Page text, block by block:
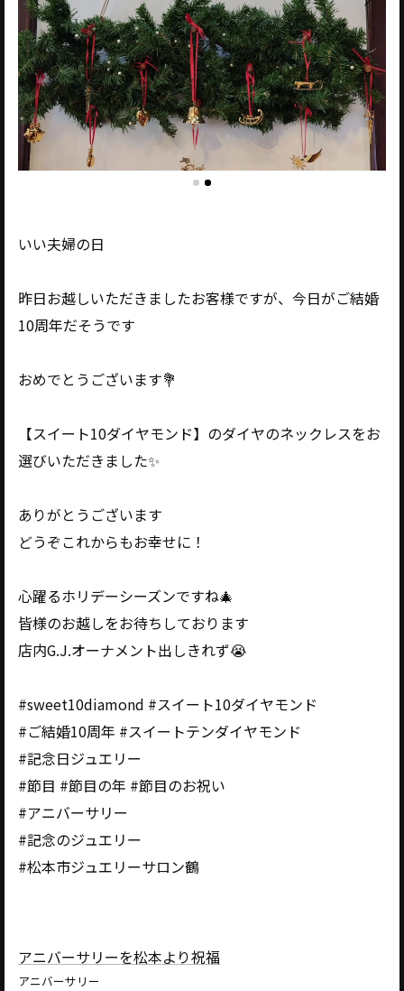
いい夫婦の日
昨日お越しいただきましたお客様ですが、今日がご結婚
10周年だそうです
おめでとうございます💐
【スイート10ダイヤモンド】のダイヤのネックレスをお
選びいただきました✨
ありがとうございます
どうぞこれからもお幸せに！
心躍るホリデーシーズンですね🎄
皆様のお越しをお待ちしております
店内G.J.オーナメント出しきれず😭
#sweet10diamond #スイート10ダイヤモンド
#ご結婚10周年 #スイートテンダイヤモンド
#記念日ジュエリー
#節目 #節目の年 #節目のお祝い
#アニバーサリー
#記念のジュエリー
#松本市ジュエリーサロン鶴
アニバーサリーを松本より祝福
アニバーサリー